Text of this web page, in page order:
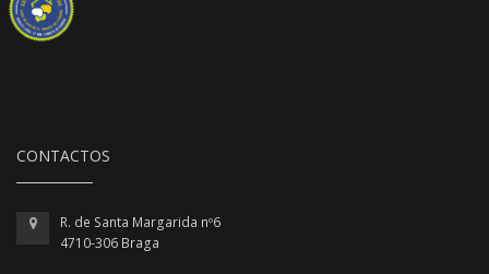
CONTACTOS
R. de Santa Margarida nº6
4710-306 Braga